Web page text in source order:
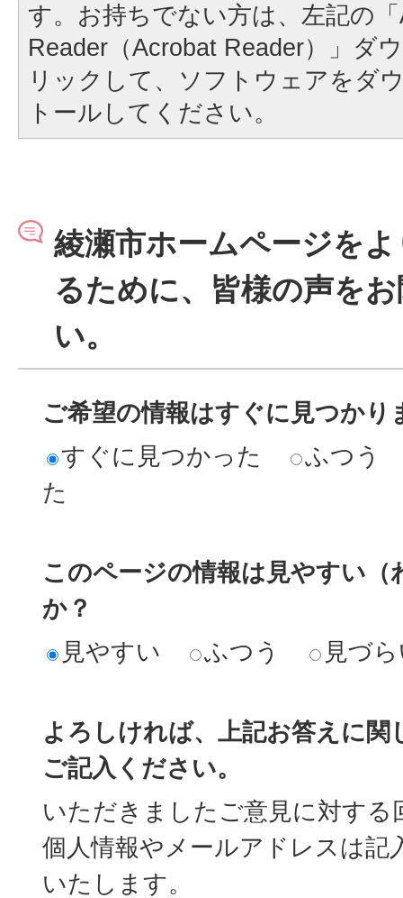
す。お持ちでない方は、左記の
Reader（Acrobat Reader）」ダ
リックして、ソフトウェアをダ
トールしてください。
綾瀬市ホームページを
るために、皆様の声を
い。
ご希望の情報はすぐに見つかり
すぐに見つかった
ふつう
た
このページの情報は見やすい
か？
見やすい
ふつう 見づ
よろしければ、上記お答えに関
ご記入ください。
いただきましたご意見に対する
個人情報やメールアドレスは記
いたします。